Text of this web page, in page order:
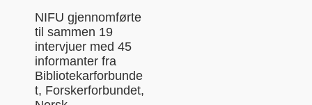
NIFU gjennomførte
til sammen 19
intervjuer med 45
informanter fra
Bibliotekarforbunde
t, Forskerforbundet,